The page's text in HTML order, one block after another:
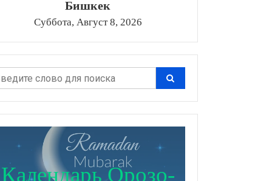
Бишкек
Суббота, Август 8, 2026
Календарь Орозо-